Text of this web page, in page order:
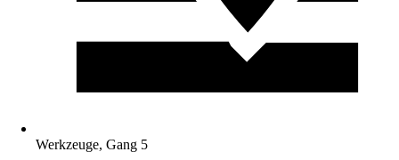
Werkzeuge, Gang 5